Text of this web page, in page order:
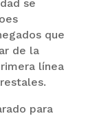
se
que
de la
línea
para